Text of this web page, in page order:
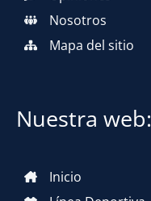
Nosotros
Mapa del sitio
Nuestra web:
Inicio